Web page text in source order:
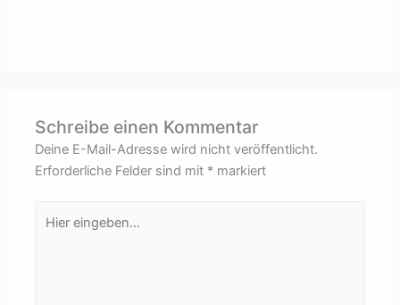
Schreibe einen Kommentar
Deine E-Mail-Adresse wird nicht veröffentlicht.
Erforderliche Felder sind mit * markiert
eingeben…